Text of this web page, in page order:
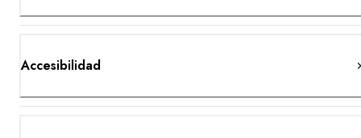
Accesibilidad